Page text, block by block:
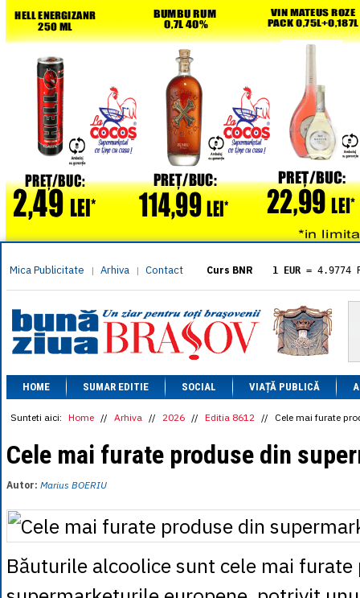
Mica Publicitate | Arhiva | Contact Curs BNR 1 EUR = 4.9774
= 5.8304
1 XAU= 464.4611
1 AED= 1.1933
1 AUD= 2.7957
1 BGN= 2.5449
1 CAD= 3.1559
1 CHF= 5.2813
1 CNY= 0.6015
1 DKK
1 EGP= 0.0860
= 0.3047
1 MDL= 0.2538
1 MXN= 0.2227
1 NOK= 0.4191
1 NZD = 2.6097
1 PLN
= 1.1646
HOME SUMAR EDITIE SOCIAL VIAȚĂ PUBLICĂ
Sunteti aici: Home // Arhiva // 2026 // Editia 8612 // Cele mai furate
Cele mai furate produse din
Autor: Marius BOERIU
Băuturile alcoolice sunt cele mai furate